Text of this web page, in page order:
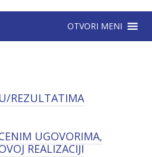
OTVORI MENI
REZULTATIMA
UGOVORIMA,
REALIZACIJI